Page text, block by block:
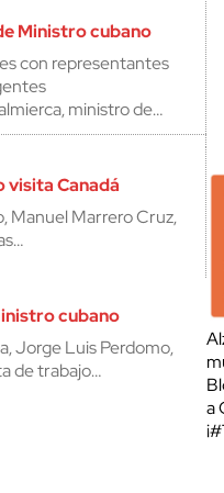
Ministro cubano
con representantes
ministro de…
visita Canadá
Manuel Marrero Cruz,
cubano
Jorge Luis Perdomo,
de trabajo…
a